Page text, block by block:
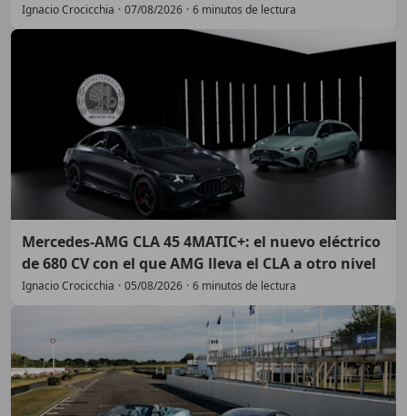
Ignacio Crocicchia · 07/08/2026 · 6 minutos de lectura
Mercedes-AMG CLA 45 4MATIC+: el nuevo eléctrico
de 680 CV con el que AMG lleva el CLA a otro nivel
Ignacio Crocicchia · 05/08/2026 · 6 minutos de lectura